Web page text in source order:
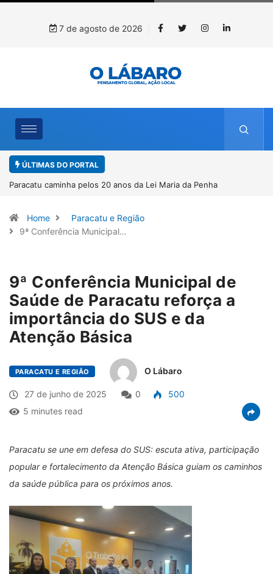
7 de agosto de 2026
ÚLTIMAS DO PORTAL
Projeto CUTUCAR abre nova edição e semeia o futuro
Home
Paracatu e Região
9ª Conferência Municipal…
9ª Conferência Municipal de
Saúde de Paracatu reforça a
importância do SUS e da
Atenção Básica
PARACATU E REGIÃO O Lábaro
27 de junho de 2025 0
500
5 minutes read
Paracatu se une em defesa do SUS: escuta ativa, participação
popular e fortalecimento da Atenção Básica guiam os caminhos
da saúde pública para os próximos anos.